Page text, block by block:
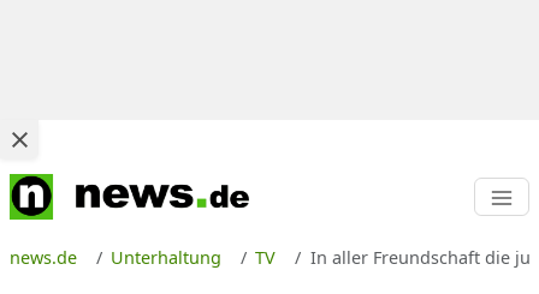
news.de Unterhaltung TV In aller Freundschaft die